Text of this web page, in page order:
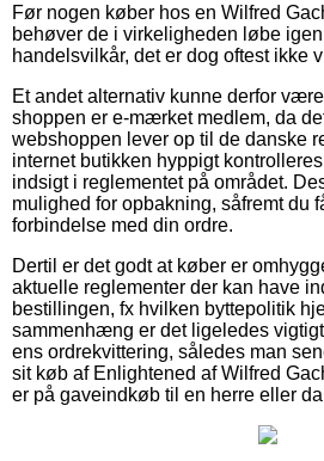
Før nogen køber hos en Wilfred
behøver de i virkeligheden løbe
handelsvilkår, det er dog oftest ikke
Et andet alternativ kunne derfor
shoppen er e-mærket medlem, da
webshoppen lever op til de danske
internet butikken hyppigt
indsigt i reglementet på området.
mulighed for opbakning, såfremt du
forbindelse med din ordre.
Dertil er det godt at køber er
aktuelle reglementer der kan have
bestillingen, fx hvilken byttepolitik
sammenhæng er det ligeledes
ens ordrekvittering, således man
sit køb af Enlightened af Wilfred
er på gaveindkøb til en herre eller